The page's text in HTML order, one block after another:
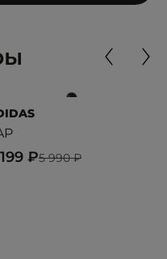
5 990 ₽
₽